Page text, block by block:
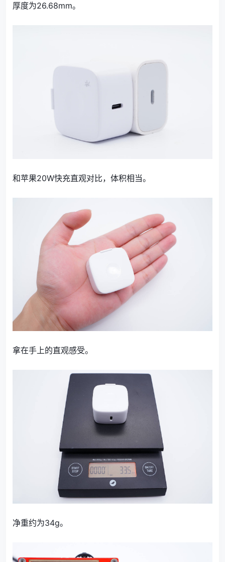
厚度为26.68mm。
和苹果20W快充直观对比，体积相当。
拿在手上的直观感受。
净重约为34g。